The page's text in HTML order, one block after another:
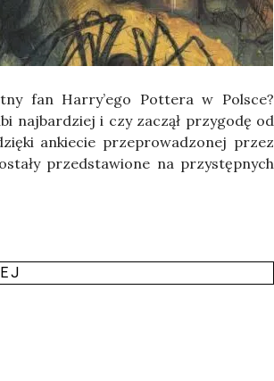
fan Har­ry­’e­go Pot­te­ra w Pol­sce?
naj­bar­dziej i czy zaczął przy­go­dę od
ankie­cie prze­pro­wa­dzo­nej przez
przed­sta­wio­ne na przy­stęp­nych